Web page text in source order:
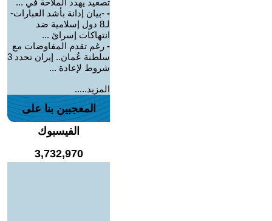
تصعيد يهدد الملاحة في ...
- -بيان إدانة بأشد العبارات-
لـ8 دول إسلامية ضد
انتهاكات إسرائ ...
- رغم تقدم المفاوضات مع
سلطنة عُمان.. إيران تحدد 3
شروط لإعادة ...
المزيد.....
المعجبين بنا على
الفيسبوك
3,732,970